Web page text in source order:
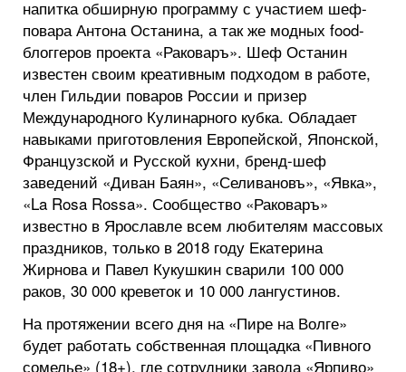
напитка обширную программу с участием шеф-
повара Антона Останина, а так же модных food-
блоггеров проекта «Раковаръ». Шеф Останин
известен своим креативным подходом в работе,
член Гильдии поваров России и призер
Международного Кулинарного кубка. Обладает
навыками приготовления Европейской, Японской,
Французской и Русской кухни, бренд-шеф
заведений «Диван Баян», «Селивановъ», «Явка»,
«La Rosa Rossa». Сообщество «Раковаръ»
известно в Ярославле всем любителям массовых
праздников, только в 2018 году Екатерина
Жирнова и Павел Кукушкин сварили 100 000
раков, 30 000 креветок и 10 000 лангустинов.
На протяжении всего дня на «Пире на Волге»
будет работать собственная площадка «Пивного
сомелье» (18+), где сотрудники завода «Ярпиво»